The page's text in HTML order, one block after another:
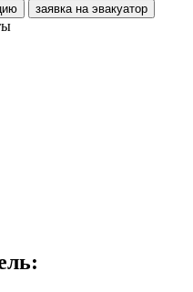
заявка на эвакуатор